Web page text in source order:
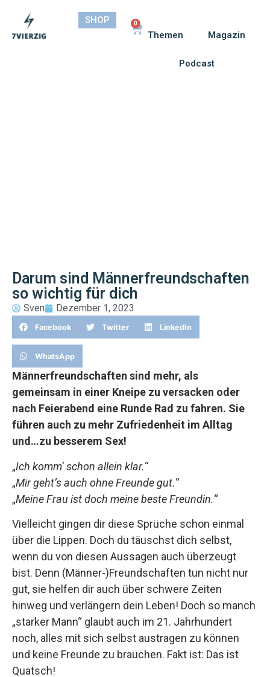
SHOP 0
Themen Magazin
Podcast
Darum sind Männerfreundschaften
so wichtig für dich
Sven Dezember 1, 2023
Facebook Twitter LinkedIn
WhatsApp
Männerfreundschaften sind mehr, als
gemeinsam in einer Kneipe zu versacken oder
nach Feierabend eine Runde Rad zu fahren. Sie
führen auch zu mehr Zufriedenheit im Alltag
und…zu besserem Sex!
„Ich komm‘ schon allein klar.“
„Mir geht’s auch ohne Freunde gut.“
„Meine Frau ist doch meine beste Freundin.“
Vielleicht gingen dir diese Sprüche schon einmal
über die Lippen. Doch du täuschst dich selbst,
wenn du von diesen Aussagen auch überzeugt
bist. Denn (Männer-)Freundschaften tun nicht nur
gut, sie helfen dir auch über schwere Zeiten
hinweg und verlängern dein Leben! Doch so manch
„starker Mann“ glaubt auch im 21. Jahrhundert
noch, alles mit sich selbst austragen zu können
und keine Freunde zu brauchen. Fakt ist: Das ist
Quatsch!